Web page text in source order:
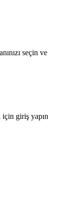
seçin ve
için giriş yapın